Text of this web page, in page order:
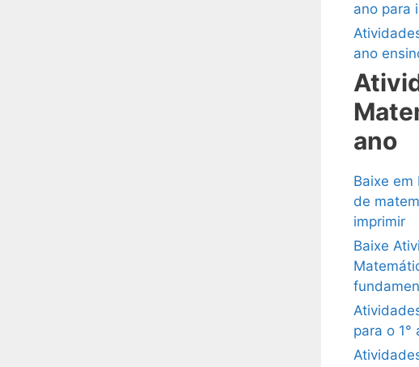
ano para
ano
ano
Baixe em
de
imprimir
Baixe
para o